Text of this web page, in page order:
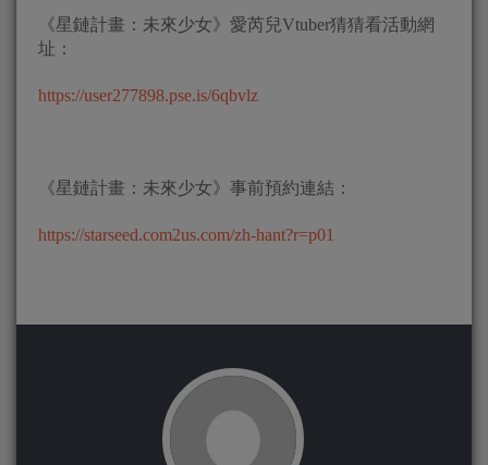
《星鏈計畫：未來少女》愛芮兒Vtuber猜猜看活動網
址：
https://user277898.pse.is/6qbvlz
《星鏈計畫：未來少女》事前預約連結：
https://starseed.com2us.com/zh-hant?r=p01